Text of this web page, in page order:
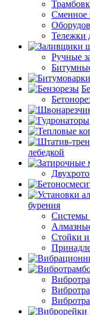
Сменное
Тележки
Ручные
лебедкой
бурения
Системы
Стойки и